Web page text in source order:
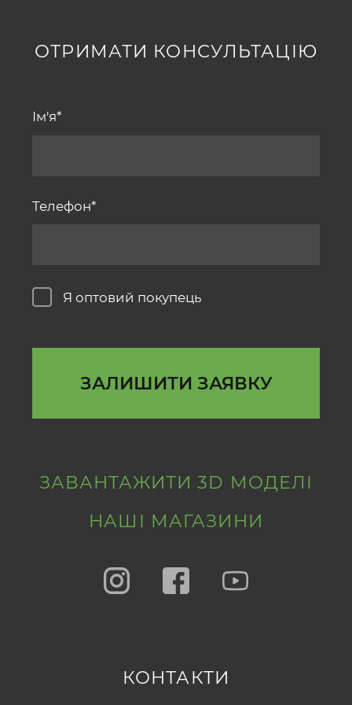
КОНТАКТИ
ЗАВАНТАЖИТИ 3D МОДЕЛІ
НАШІ МАГАЗИНИ
ОТРИМАТИ КОНСУЛЬТАЦІЮ
Ім'я
Телефон
Я оптовий покупець
ЗАЛИШИТИ ЗАЯВКУ